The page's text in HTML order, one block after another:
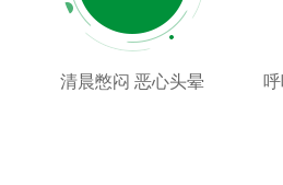
清晨憋闷 恶心头晕